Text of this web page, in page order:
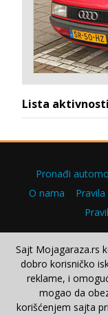
Lista aktivnosti
Pronađi
O nama
Sajt Mojagaraza.rs
dobro korisničko
reklame, i
mogao da
korišćenjem sajta